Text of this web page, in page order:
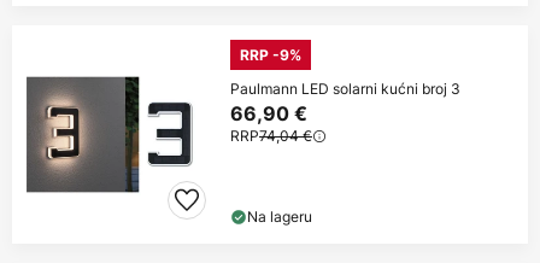
RRP -9%
Paulmann LED solarni kućni broj 3
66,90 €
RRP74,04 €
Na lageru